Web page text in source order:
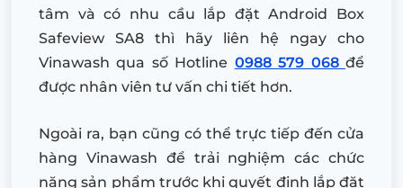
tâm và có nhu cầu lắp đặt Android Box
Safeview SA8 thì hãy liên hệ ngay cho
Vinawash qua số Hotline 0988 579 068để
được nhân viên tư vấn chi tiết hơn.
Ngoài ra, bạn cũng có thể trực tiếp đến cửa
hàng Vinawash để trải nghiệm các chức
năng sản phẩm trước khi quyết định lắp đặt